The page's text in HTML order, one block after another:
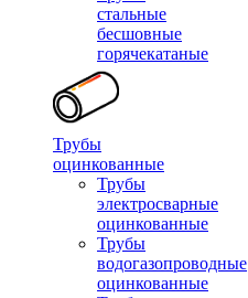
стальные
бесшовные
горячекатаные
Трубы
оцинкованные
Трубы
электросварные
оцинкованные
Трубы
водогазопроводные
оцинкованные